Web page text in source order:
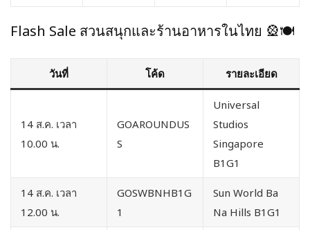
Flash Sale สวนสนุกและร้านอาหารในไทย 🎡🍽️
วันที่ โค้ด รายละเอียด
14 ส.ค. เวลา
10.00 น.
GOAROUNDUS
S
Universal
Studios
Singapore
B1G1
14 ส.ค. เวลา
12.00 น.
GOSWBNHB1G
1
Sun World Ba
Na Hills B1G1